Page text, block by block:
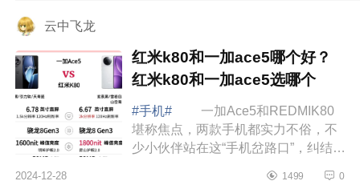
云中飞龙
红米k80和一加ace5哪个好？
红米k80和一加ace5选哪个
#手机#
一加Ace5和REDMIK80
堪称焦点，两款手机都实力不俗，不
少小伙伴站在这“手机岔路口”，纠结得
为大家介绍下红米k80和一加ace5哪
2024-12-28 1499 0